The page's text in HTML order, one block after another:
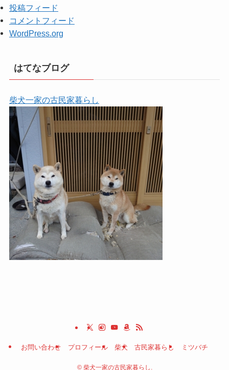
投稿フィード
コメントフィード
WordPress.org
はてなブログ
柴犬一家の古民家暮らし
お問い合わせ プロフィール 柴犬 古民家暮らし ミツバチ
©柴犬一家の古民家暮らし.